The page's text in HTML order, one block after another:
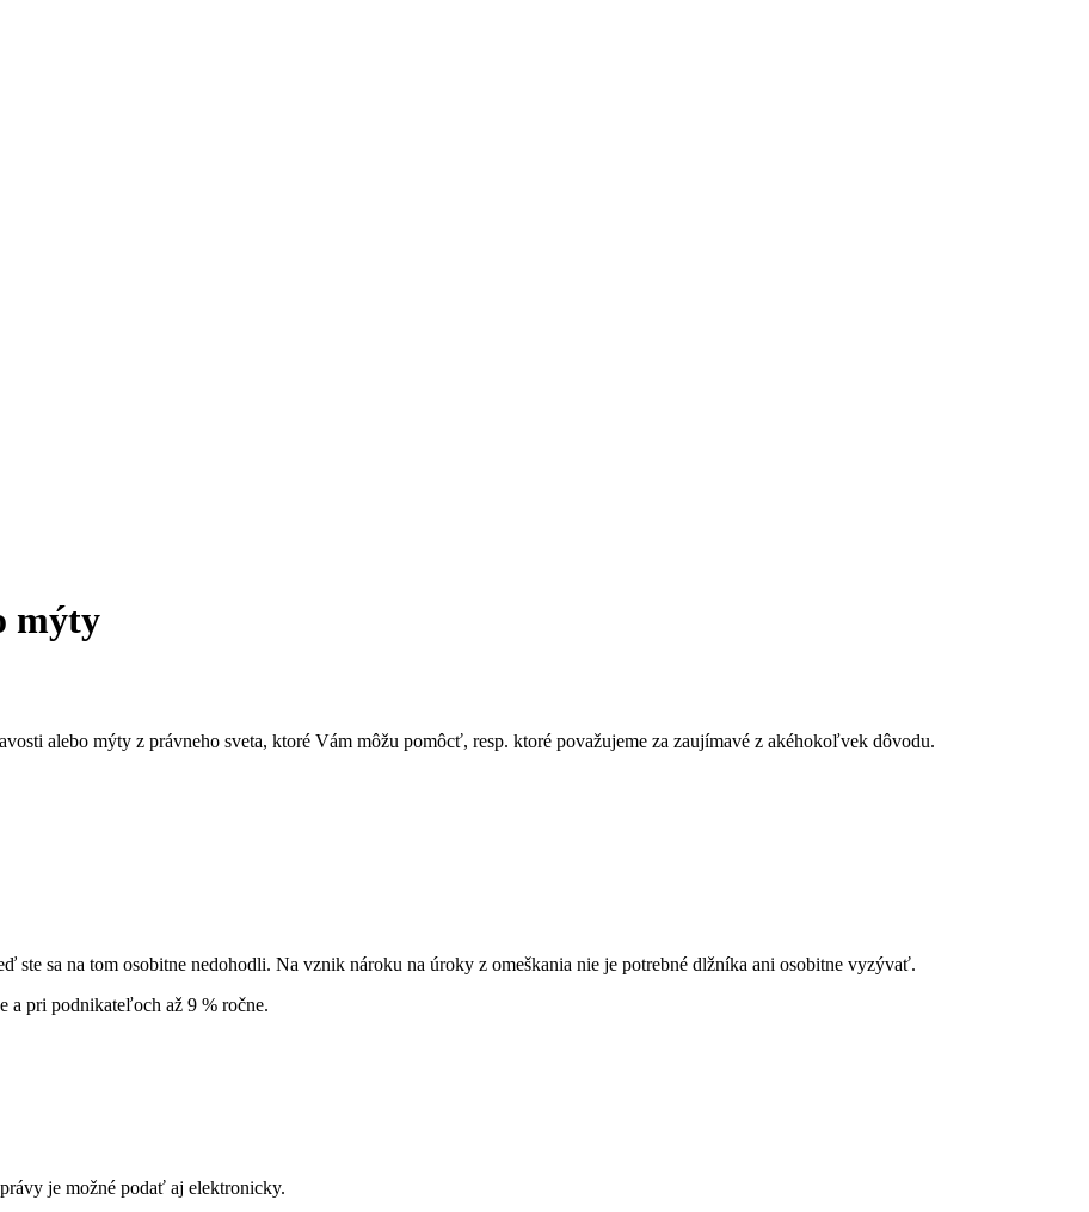
mýty
alebo mýty z právneho sveta, ktoré Vám môžu pomôcť, resp. ktoré považujeme za zaujímavé z akéhokoľvek dôvodu.
ste sa na tom osobitne nedohodli. Na vznik nároku na úroky z omeškania nie je potrebné dlžníka ani osobitne vyzývať.
a pri podnikateľoch až 9 % ročne.
je možné podať aj elektronicky.